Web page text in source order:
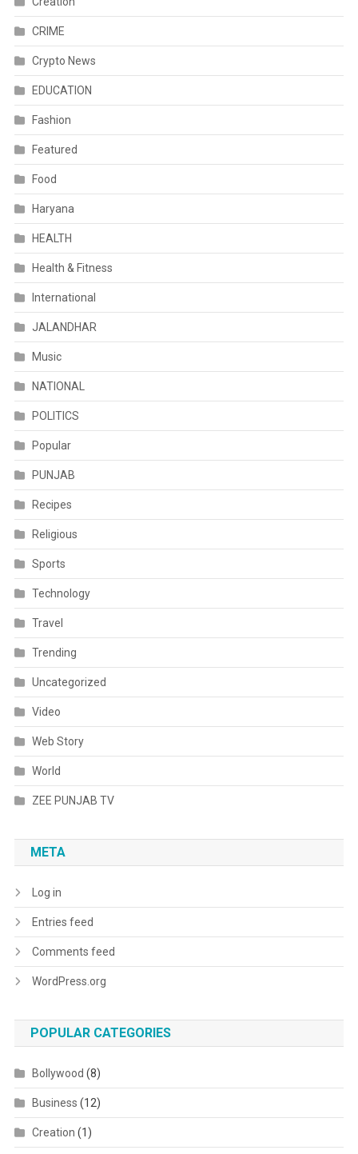
CRIME
Crypto News
EDUCATION
Fashion
Featured
Food
Haryana
HEALTH
Health & Fitness
International
JALANDHAR
Music
NATIONAL
POLITICS
Popular
PUNJAB
Recipes
Religious
Sports
Technology
Travel
Trending
Uncategorized
Video
Web Story
World
ZEE PUNJAB TV
META
Log in
Entries feed
Comments feed
WordPress.org
POPULAR CATEGORIES
Bollywood (8)
Business (12)
Creation (1)